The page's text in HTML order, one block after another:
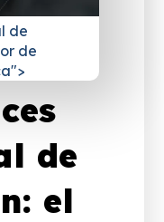
de
de
de
el